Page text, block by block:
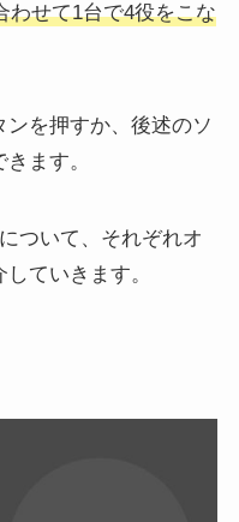
わせて1台で4役をこな
を押すか、後述のソ
ます。
ついて、それぞれオ
ていきます。